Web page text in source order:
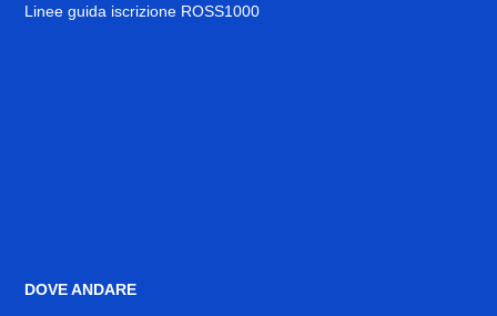
Linee guida iscrizione ROSS1000
DOVE ANDARE